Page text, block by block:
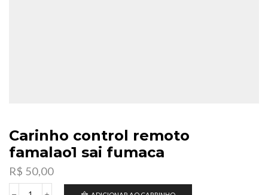
Carinho control remoto
famalao1 sai fumaca
R$ 50,00